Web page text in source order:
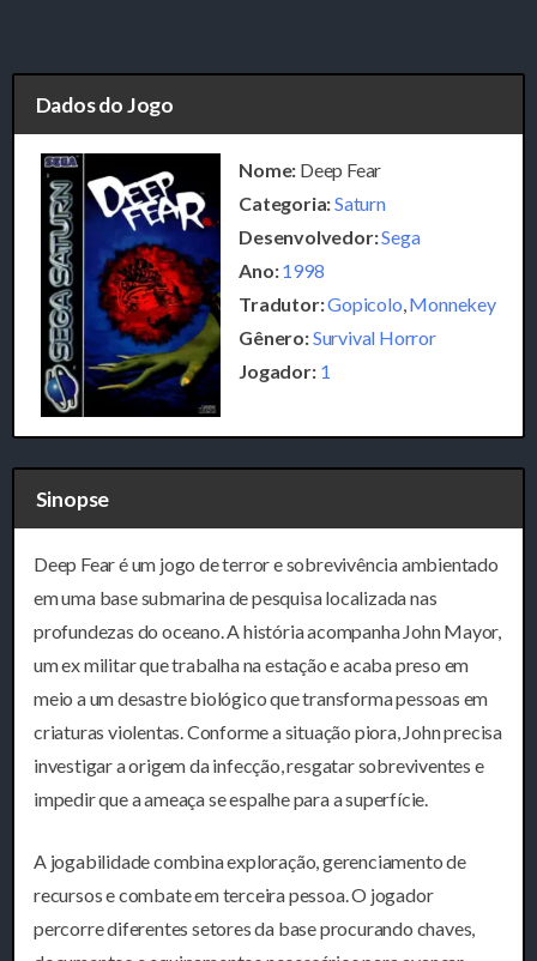
Dados do Jogo
Nome: Deep Fear
Categoria:Saturn
Desenvolvedor:Sega
Ano:1998
Tradutor:Gopicolo Monnekey
Gênero:Survival Horror
Jogador: 1
Sinopse
Deep Fearé um jogo de terror e sobrevivência ambientado
em uma base submarina de pesquisa localizada nas
profundezas do oceano. A história acompanha John Mayor,
um ex militar que trabalha na estação e acaba preso em
meio a um desastre biológico que transforma pessoas em
criaturas violentas. Conforme a situação piora, John precisa
investigar a origem da infecção, resgatar sobreviventes e
impedir que a ameaça se espalhe para a superfície.
A jogabilidade combina exploração, gerenciamento de
recursos e combate em terceira pessoa. O jogador
percorre diferentes setores da base procurando chaves,